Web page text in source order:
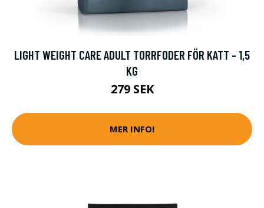
LIGHT WEIGHT CARE ADULT TORRFODER FÖR KATT - 1,5
KG
279 SEK
MER INFO!